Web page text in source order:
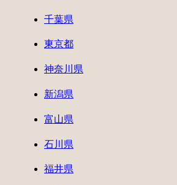
千葉県
東京都
神奈川県
新潟県
富山県
石川県
福井県